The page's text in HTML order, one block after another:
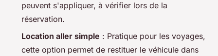
peuvent s'appliquer, à vérifier lors de la
réservation.
Location aller simple : Pratique pour les voyages,
cette option permet de restituer le véhicule dans